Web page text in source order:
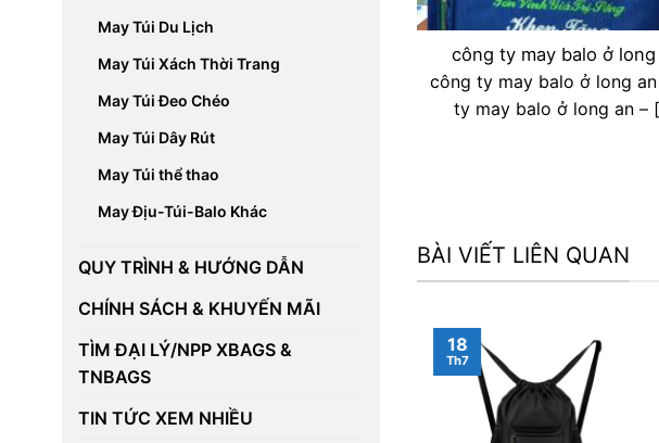
May Túi Du Lịch
May Túi Xách Thời Trang
May Túi Đeo Chéo
May Túi Dây Rút
May Túi thể thao
May Địu-Túi-Balo Khác
QUY TRÌNH & HƯỚNG DẪN
CHÍNH SÁCH & KHUYẾN MÃI
TÌM ĐẠI LÝ/NPP XBAGS &
TNBAGS
TIN TỨC XEM NHIỀU
công ty may balo ở long
công ty may balo ở long
ty may balo ở long an –
BÀI VIẾT LIÊN QUAN
18
Th7